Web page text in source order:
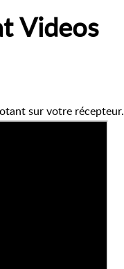
Videos
sur votre récepteur.